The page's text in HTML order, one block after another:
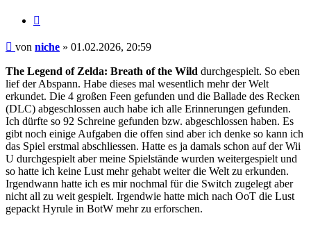
Beitrag
von niche » 01.02.2026, 20:59
The Legend of Zelda: Breath of the Wild durchgespielt. So eben
lief der Abspann. Habe dieses mal wesentlich mehr der Welt
erkundet. Die 4 großen Feen gefunden und die Ballade des Recken
(DLC) abgeschlossen auch habe ich alle Erinnerungen gefunden.
Ich dürfte so 92 Schreine gefunden bzw. abgeschlossen haben. Es
gibt noch einige Aufgaben die offen sind aber ich denke so kann ich
das Spiel erstmal abschliessen. Hatte es ja damals schon auf der Wii
U durchgespielt aber meine Spielstände wurden weitergespielt und
so hatte ich keine Lust mehr gehabt weiter die Welt zu erkunden.
Irgendwann hatte ich es mir nochmal für die Switch zugelegt aber
nicht all zu weit gespielt. Irgendwie hatte mich nach OoT die Lust
gepackt Hyrule in BotW mehr zu erforschen.